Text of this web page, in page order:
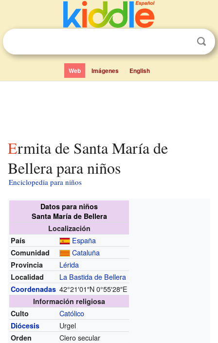
Web Imágenes English
Ermita de Santa María de
Bellera para niños
Enciclopedia para niños
Datos para niños
Santa María de Bellera
Localización
País
España
Comunidad Cataluña
Provincia Lérida
Localidad La Bastida de Bellera
Coordenadas 42°21′01″N0°55′28″E
Información religiosa
Culto
Católico
Diócesis Urgel
Orden Clero secular